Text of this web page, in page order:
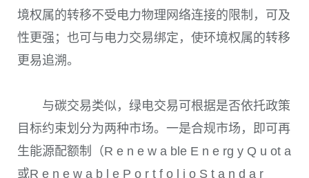
境权属的转移不受电力物理网络连接的限制，可及
性更强；也可与电力交易绑定，使环境权属的转移
更易追溯。
与碳交易类似，绿电交易可根据是否依托政策
目标约束划分为两种市场。一是合规市场，即可再
生能源配额制
（R e n e w a ble E n e rg y Q u ot a
或R e n e w a b l e P o r t f o l i o S t a n d a r